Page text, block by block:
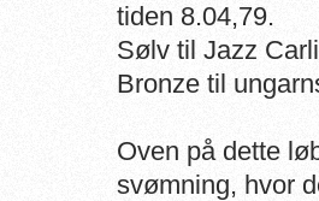
tiden 8.04,79.
Sølv til Jazz
Bronze til
Oven på dette
svømning, hvor